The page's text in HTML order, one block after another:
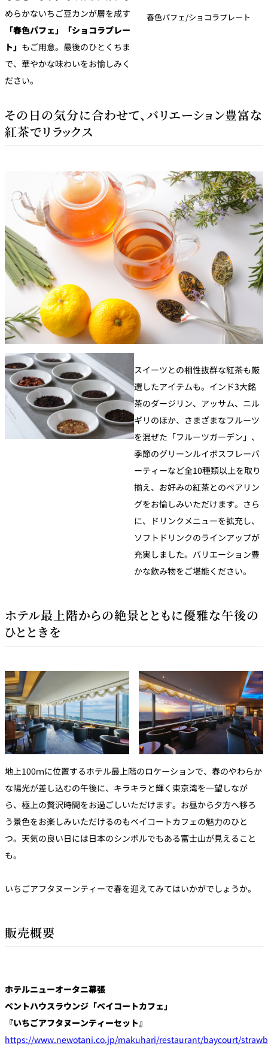
春色パフェ/ショコラプレート
めらかないちご豆カンが層を成す
「春色パフェ」「ショコラプレー
ト」 もご用意。最後のひとくちま
で、華やかな味わいをお愉しみく
ださい。
その日の気分に合わせて、バリエーション豊富な
紅茶でリラックス
スイーツとの相性抜群な紅茶も厳
選したアイテムも。インド3大銘
茶のダージリン、アッサム、ニル
ギリのほか、さまざまなフルーツ
を混ぜた「フルーツガーデン」、
季節のグリーンルイボスフレーバ
ーティーなど全10種類以上を取り
揃え、お好みの紅茶とのペアリン
グをお愉しみいただけます。さら
に、ドリンクメニューを拡充し、
ソフトドリンクのラインアップが
充実しました。バリエーション豊
かな飲み物をご堪能ください。
ホテル最上階からの絶景とともに優雅な午後の
ひとときを
地上100ｍに位置するホテル最上階のロケーションで、春のやわらか
な陽光が差し込むの午後に、キラキラと輝く東京湾を一望しなが
ら、極上の贅沢時間をお過ごしいただけます。お昼から夕方へ移ろ
う景色をお楽しみいただけるのもベイコートカフェの魅力のひと
つ。天気の良い日には日本のシンボルでもある富士山が見えること
も。
いちごアフタヌーンティーで春を迎えてみてはいかがでしょうか。
販売概要
ホテルニューオータニ幕張
ペントハウスラウンジ「ベイコートカフェ」
『いちごアフタヌーンティーセット』
https://www.newotani.co.jp/makuhari/restaurant/baycourt/